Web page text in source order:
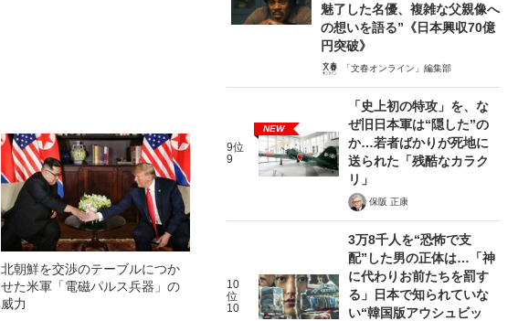
北朝鮮を交渉のテーブルにつか
せた米軍「電磁パルス兵器」の
威力
魅了した名優、複雑な父親像へ
の想いを語る”《日本興収70億
円突破》
「文春オンライン」編集部
9位
9
NEW
「史上初の特攻」を、な
ぜ旧日本軍は“隠した”の
か…若者ばかりが死地に
送られた「残酷なカラク
リ」
保阪 正康
10
位
10
3万8千人を“恐怖で支
配”した男の正体は…「神
に代わりお前たちを罰す
る」日本で知られていな
い“韓国版アウシュビッ